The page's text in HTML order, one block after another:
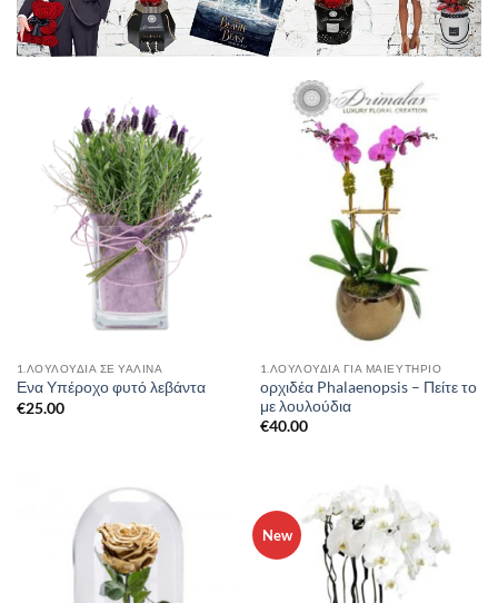
1.ΛΟΥΛΟΎΔΙΑ ΣΈ ΥΆΛΙΝΑ
Ενα Υπέροχο φυτό λεβάντα
€25.00
1.ΛΟΥΛΟΥΔΙΑ ΓΙΑ ΜΑΙΕΥΤΗΡΙΟ
ορχιδέα Phalaenopsis – Πείτε το
με λουλούδια
€40.00
New